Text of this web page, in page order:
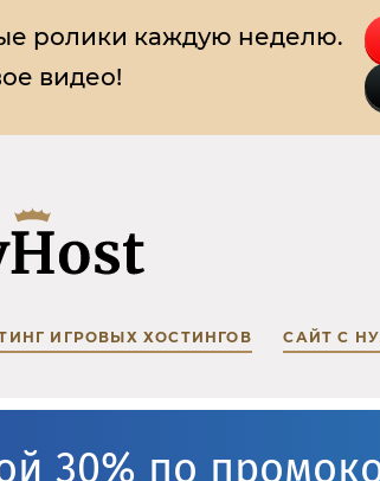
ролики каждую неделю.
видео!
ИГРОВЫХ ХОСТИНГОВ САЙТ С
30% по